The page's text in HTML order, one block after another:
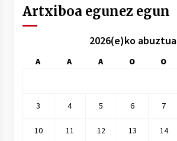
Artxiboa egunez egun
2026(e)ko abuztua
A A A O O
3 4 5 6 7
10 11 12 13 14